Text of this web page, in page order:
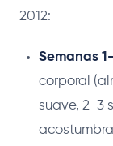
2012:
Semanas
corporal
suave, 2-3